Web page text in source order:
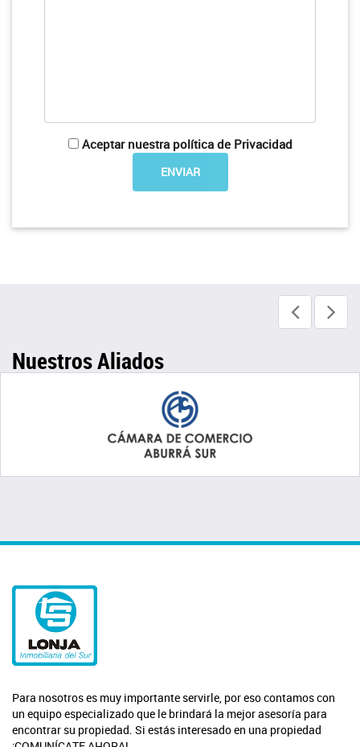
Aceptar nuestra política de Privacidad
Nuestros Aliados
Para nosotros es muy importante servirle, por eso contamos con
un equipo especializado que le brindará la mejor asesoría para
encontrar su propiedad. Si estás interesado en una propiedad